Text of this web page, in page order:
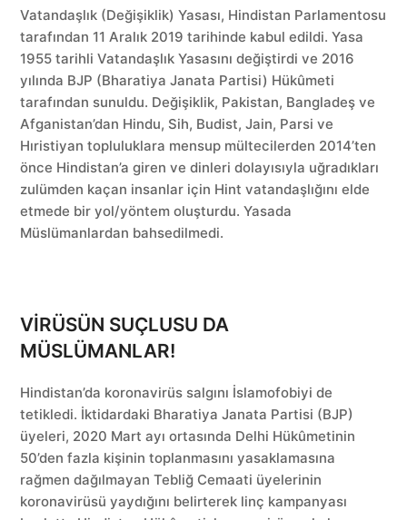
Vatandaşlık (Değişiklik) Yasası, Hindistan Parlamentosu
tarafından 11 Aralık 2019 tarihinde kabul edildi. Yasa
1955 tarihli Vatandaşlık Yasasını değiştirdi ve 2016
yılında BJP (Bharatiya Janata Partisi) Hükûmeti
tarafından sunuldu. Değişiklik, Pakistan, Bangladeş ve
Afganistan’dan Hindu, Sih, Budist, Jain, Parsi ve
Hıristiyan topluluklara mensup mültecilerden 2014’ten
önce Hindistan’a giren ve dinleri dolayısıyla uğradıkları
zulümden kaçan insanlar için Hint vatandaşlığını elde
etmede bir yol/yöntem oluşturdu. Yasada
Müslümanlardan bahsedilmedi.
VİRÜSÜN SUÇLUSU DA
MÜSLÜMANLAR!
Hindistan’da koronavirüs salgını İslamofobiyi de
tetikledi. İktidardaki Bharatiya Janata Partisi (BJP)
üyeleri, 2020 Mart ayı ortasında Delhi Hükûmetinin
50’den fazla kişinin toplanmasını yasaklamasına
rağmen dağılmayan Tebliğ Cemaati üyelerinin
koronavirüsü yaydığını belirterek linç kampanyası